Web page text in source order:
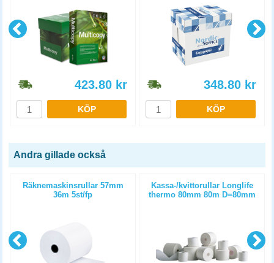
423.80 kr
KÖP
348.80 kr
KÖP
Andra gillade också
Räknemaskinsrullar 57mm
36m 5st/fp
Kassa-/kvittorullar Longlife
thermo 80mm 80m D=80mm